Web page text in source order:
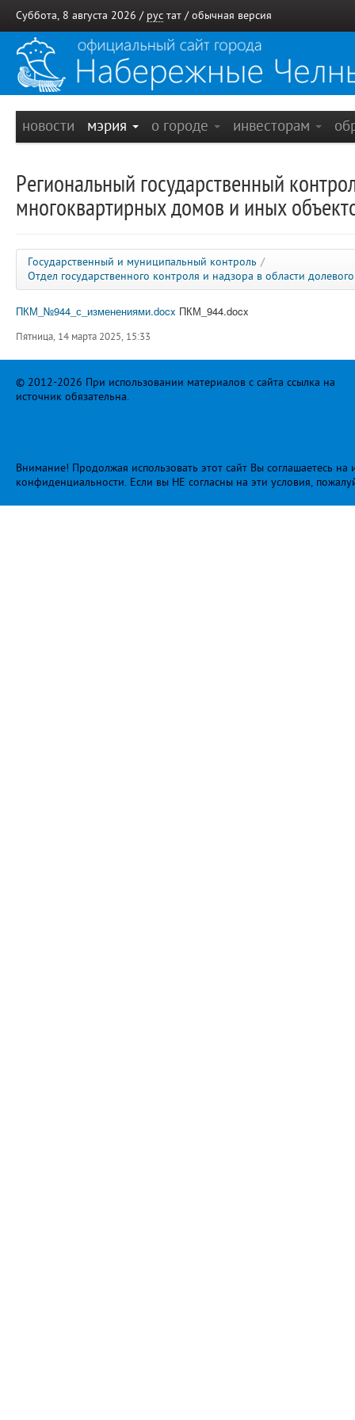
Суббота, 8 августа 2026 / рус тат / обычная версия
новости мэрия о городе инвесторам
Региональный государственный
многоквартирных домов и иных
Государственный и муниципальный контроль /
Отдел государственного контроля и надзора в области
ПКМ_№944_с_изменениями.docx ПКМ_944.docx
Пятница, 14 марта 2025, 15:33
© 2012-2026 При использовании материалов с сайта ссылка на
источник обязательна.
Внимание! Продолжая использовать этот сайт Вы соглашаетесь
конфиденциальности. Если вы НЕ согласны на эти условия,